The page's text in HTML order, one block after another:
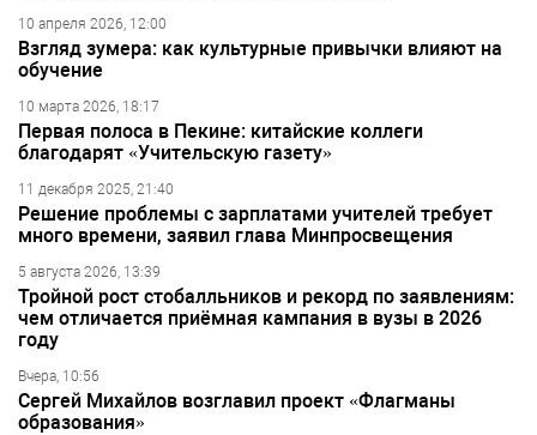
10 апреля 2026, 12:00
Взгляд зумера: как культурные привычки влияют на
обучение
10 марта 2026, 18:17
Первая полоса в Пекине: китайские коллеги
благодарят «Учительскую газету»
11 декабря 2025, 21:40
Решение проблемы с зарплатами учителей требует
много времени, заявил глава Минпросвещения
5 августа 2026, 13:39
Тройной рост стобалльников и рекорд по заявлениям:
чем отличается приёмная кампания в вузы в 2026
году
Вчера, 10:56
Сергей Михайлов возглавил проект «Флагманы
образования»